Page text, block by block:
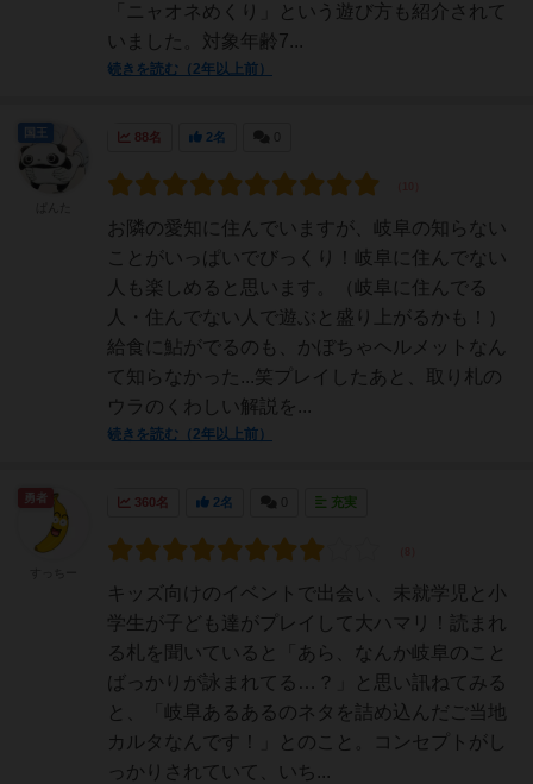
「ニャオネめくり」という遊び方も紹介されて
いました。対象年齢7...
続きを読む（2年以上前）
88名 2名
お隣の愛知に住んでいますが、岐阜の知らない
ことがいっぱいでびっくり！岐阜に住んでない
人も楽しめると思います。（岐阜に住んでる
人・住んでない人で遊ぶと盛り上がるかも！）
給食に鮎がでるのも、かぼちゃヘルメットなん
て知らなかった...笑プレイしたあと、取り札の
ウラのくわしい解説を...
続きを読む（2年以上前）
国王
360名 2名 充実
キッズ向けのイベントで出会い、未就学児と小
学生が子ども達がプレイして大ハマリ！読まれ
る札を聞いていると「あら、なんか岐阜のこと
ばっかりが詠まれてる…？」と思い訊ねてみる
と、「岐阜あるあるのネタを詰め込んだご当地
カルタなんです！」とのこと。コンセプトがし
っかりされていて、いち...
勇者